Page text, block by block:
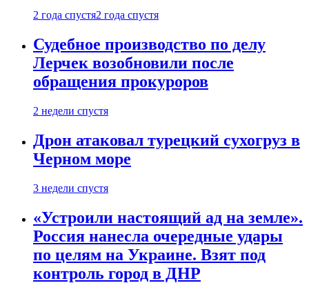
2 года спустя2 года спустя
Судебное производство по делу
Лерчек возобновили после
обращения прокуроров
2 недели спустя
Дрон атаковал турецкий сухогруз в
Черном море
3 недели спустя
«Устроили настоящий ад на земле».
Россия нанесла очередные удары
по целям на Украине. Взят под
контроль город в ДНР